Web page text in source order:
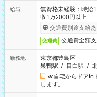
給与
無資格未経験：時
収1万2000円以上
交通費別途支給あ
交通費 交通費全額
勤務地
東京都豊島区
巣鴨駅 / 目白駅 /
≪自宅からドアto
します。